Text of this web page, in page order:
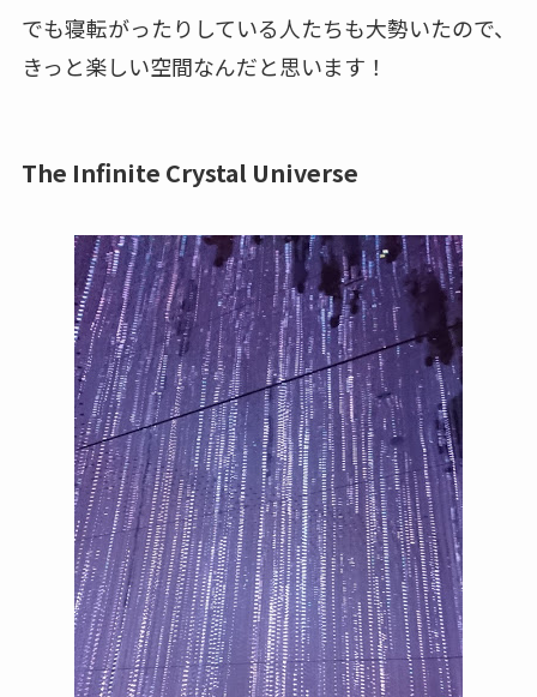
でも寝転がったりしている人たちも大勢いたので、
きっと楽しい空間なんだと思います！
The Infinite Crystal Universe